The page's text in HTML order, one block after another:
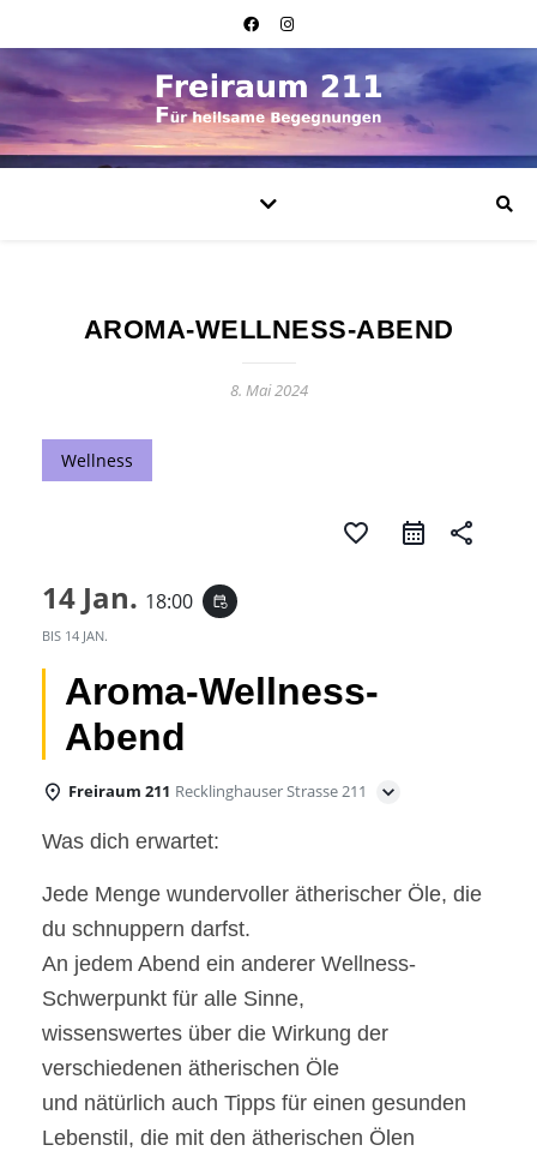
AROMA-WELLNESS-ABEND
8. Mai 2024
Wellness
favorite_border share
14 Jan. 18:00 event_repeat
BIS 14 JAN.
Aroma-Wellness-
Abend
Freiraum 211 Recklinghauser Strasse 211
Was dich erwartet:
Jede Menge wundervoller ätherischer Öle, die
du schnuppern darfst.
An jedem Abend ein anderer Wellness-
Schwerpunkt für alle Sinne,
wissenswertes über die Wirkung der
verschiedenen ätherischen Öle
und nätürlich auch Tipps für einen gesunden
Lebenstil, die mit den ätherischen Ölen